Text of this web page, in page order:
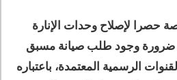
لإصلاح وحدات الإنارة
ضرورة وجود طلب صيانة مسبق
الرسمية المعتمدة، باعتباره